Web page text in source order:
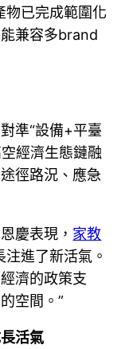
物已完成範圍化
兼容多brand
準“設備+平臺
經濟生態鏈融
徑路況、應急
慶表現， 家教
進了新活氣。
濟的政策支
空間。”
活氣